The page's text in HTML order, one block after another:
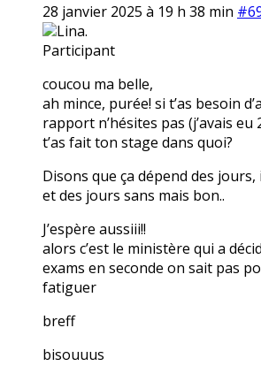
28 janvier 2025 à 19 h 38 min
Lina.
Participant
coucou ma belle,
ah mince, purée! si t’as besoin
rapport n’hésites pas (j’avais eu
t’as fait ton stage dans quoi?
Disons que ça dépend des jours,
et des jours sans mais bon..
J’espère aussiii!!
alors c’est le ministère qui a
exams en seconde on sait pas
fatiguer
breff
bisouuus